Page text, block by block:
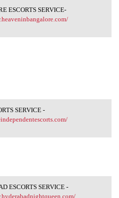
ESCORTS SERVICE-
ESCORTS SERVICE-
SERVICE - https:
SERVICE -
ESCORTS SERVICE -
ESCORTS SERVICE -